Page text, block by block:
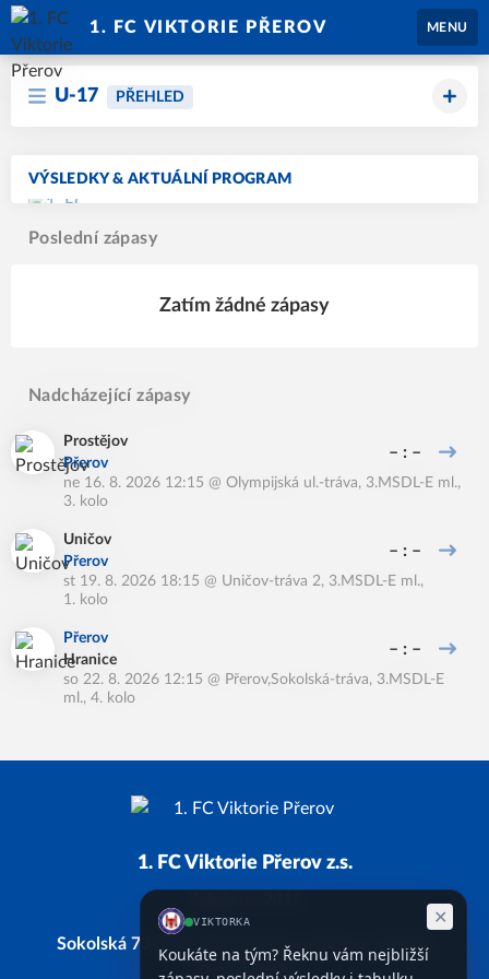
1. FC VIKTORIE PŘEROV MENU
U-17 PŘEHLED
VÝSLEDKY & AKTUÁLNÍ PROGRAM
Poslední zápasy
Zatím žádné zápasy
Nadcházející zápasy
Prostějov
Přerov
– : –
ne 16. 8. 2026 12:15 @ Olympijská ul.-tráva, 3.MSDL-E ml.,
3. kolo
Uničov
Přerov
– : –
st 19. 8. 2026 18:15 @ Uničov-tráva 2, 3.MSDL-E ml.,
1. kolo
Přerov
Hranice
– : –
so 22. 8. 2026 12:15 @ Přerov,Sokolská-tráva, 3.MSDL-E
ml., 4. kolo
1. FC Viktorie Přerov z.s.
Sokolská 734/28, 750 02 Přerov, Přerov I-Město
IČ: 66743338